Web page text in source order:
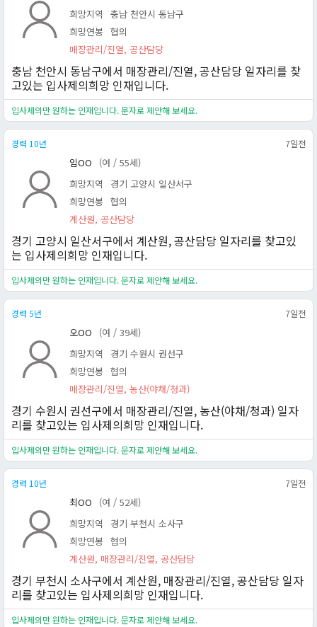
희망지역
충남 천안시 동남구
희망연봉 협의
매장관리/진열, 공산담당
충남 천안시 동남구에서 매장관리/진열, 공산담당 일자리를 찾
고있는 입사제의희망 인재입니다.
입사제의만 원하는 인재입니다. 문자로 제안해 보세요.
경력 10년 7일전
임OO
(여 / 55세)
희망지역
경기 고양시 일산서구
희망연봉 협의
계산원, 공산담당
경기 고양시 일산서구에서 계산원, 공산담당 일자리를 찾고있
는 입사제의희망 인재입니다.
입사제의만 원하는 인재입니다. 문자로 제안해 보세요.
경력 5년 7일전
오OO
(여 / 39세)
희망지역
경기 수원시 권선구
희망연봉 협의
매장관리/진열, 농산(야채/청과)
경기 수원시 권선구에서 매장관리/진열, 농산(야채/청과) 일자
리를 찾고있는 입사제의희망 인재입니다.
입사제의만 원하는 인재입니다. 문자로 제안해 보세요.
경력 10년 7일전
최OO
(여 / 52세)
희망지역
경기 부천시 소사구
희망연봉 협의
계산원, 매장관리/진열, 공산담당
경기 부천시 소사구에서 계산원, 매장관리/진열, 공산담당 일자
리를 찾고있는 입사제의희망 인재입니다.
입사제의만 원하는 인재입니다. 문자로 제안해 보세요.